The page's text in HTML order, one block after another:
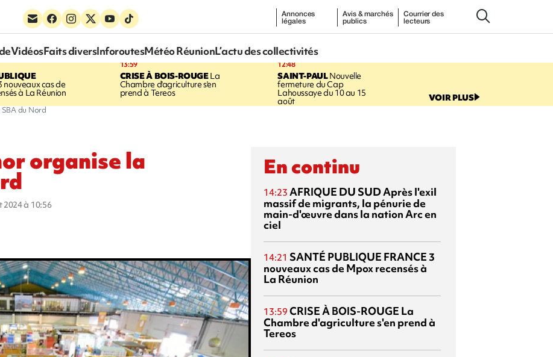
Annonces
légales
Avis & marchés
publics
Courrier des
lecteurs
VidéosFaits diversInforoutesMétéo RéunionL’actu des collectivités
nouveaux cas de
à La Réunion
13:59
CRISE À BOIS-ROUGELa
Chambre d'agriculture s'en
prend à Tereos
12:48
SAINT-PAULNouvelle
fermeture du Cap
Lahoussaye du 10 au 15
août VOIR PLUS
du Nord
organise la
2024 à 10:56
En continu
14:23 AFRIQUE DU SUDAprès l'exil
massif de migrants, la pénurie de
main-d'œuvre dans la nation Arc en
ciel
14:21 SANTÉ PUBLIQUE FRANCE 3
nouveaux cas de Mpox recensés à
La Réunion
13:59 CRISE À BOIS-ROUGE La
Chambre d'agriculture s'en prend à
Tereos